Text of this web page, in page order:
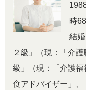
時
結
２級」（現：「介
級」（現：「介護
食アドバイザー」、